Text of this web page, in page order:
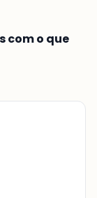
com o que